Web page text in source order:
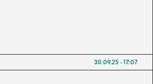
30.09.25 17:07